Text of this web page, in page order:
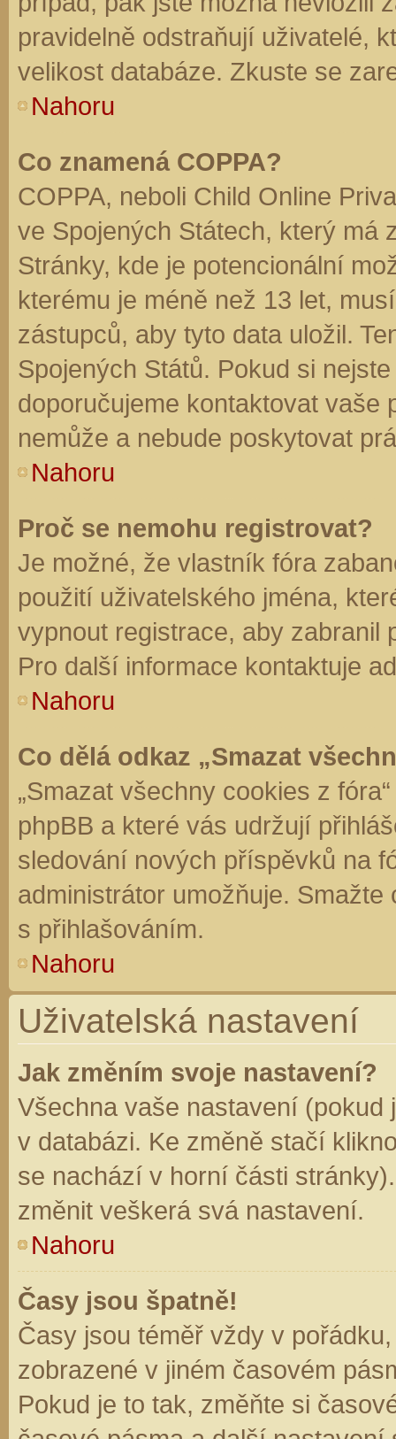
pravidelně odstraňují uživatelé,
velikost databáze. Zkuste se
Nahoru
Co znamená COPPA?
COPPA, neboli Child Online
ve Spojených Státech, který má
Stránky, kde je potencionální
kterému je méně než 13 let,
zástupců, aby tyto data uložil.
Spojených Států. Pokud si
doporučujeme kontaktovat vaše
nemůže a nebude poskytovat
Nahoru
Proč se nemohu registrovat?
Je možné, že vlastník fóra
použití uživatelského jména,
vypnout registrace, aby zabranil
Pro další informace kontaktuje
Nahoru
Co dělá odkaz „Smazat
„Smazat všechny cookies z
phpBB a které vás udržují
sledování nových příspěvků na
administrátor umožňuje.
s přihlašováním.
Nahoru
Uživatelská nastavení
Jak změním svoje nastavení?
Všechna vaše nastavení (pokud
v databázi. Ke změně stačí
se nachází v horní části
změnit veškerá svá nastavení.
Nahoru
Časy jsou špatně!
Časy jsou téměř vždy v
zobrazené v jiném časovém
Pokud je to tak, změňte si